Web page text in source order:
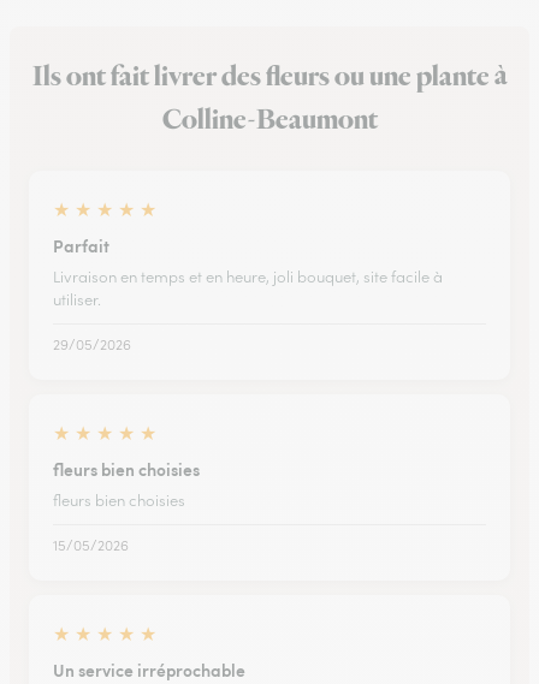
Ils ont fait livrer des fleurs ou une plante à
Colline-Beaumont
★ ★ ★ ★ ★
Parfait
Livraison en temps et en heure, joli bouquet, site facile à
utiliser.
29/05/2026
★ ★ ★ ★ ★
fleurs bien choisies
fleurs bien choisies
15/05/2026
★ ★ ★ ★ ★
Un service irréprochable